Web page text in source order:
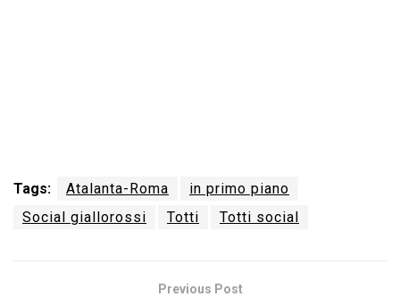
Tags: Atalanta-Roma
in primo piano
Social giallorossi
Totti Totti social
Previous Post